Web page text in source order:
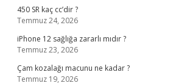
450 SR kaç cc’dir ?
Temmuz 24, 2026
iPhone 12 sağlığa zararlı mıdır ?
Temmuz 23, 2026
Çam kozalağı macunu ne kadar ?
Temmuz 19, 2026